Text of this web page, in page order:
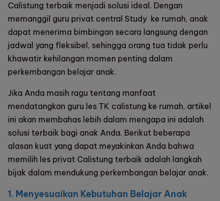
Calistung terbaik menjadi solusi ideal. Dengan
memanggil guru privat central Study ke rumah, anak
dapat menerima bimbingan secara langsung dengan
jadwal yang fleksibel, sehingga orang tua tidak perlu
khawatir kehilangan momen penting dalam
perkembangan belajar anak.
Jika Anda masih ragu tentang manfaat
mendatangkan guru les TK calistung ke rumah, artikel
ini akan membahas lebih dalam mengapa ini adalah
solusi terbaik bagi anak Anda. Berikut beberapa
alasan kuat yang dapat meyakinkan Anda bahwa
memilih les privat Calistung terbaik adalah langkah
bijak dalam mendukung perkembangan belajar anak.
1. Menyesuaikan Kebutuhan Belajar Anak